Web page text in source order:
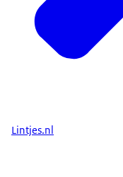
Lintjes.nl